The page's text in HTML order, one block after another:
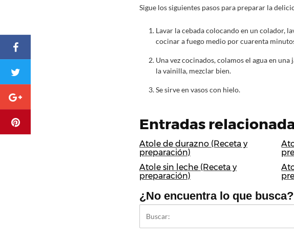
Sigue los siguientes pasos para preparar la
Lavar la cebada colocando en un colador,
cocinar a fuego medio por cuarenta
Una vez cocinados, colamos el agua en
la vainilla, mezclar bien.
Se sirve en vasos con hielo.
Entradas
Atole de durazno (Receta y
preparación)
Atole sin leche (Receta y
preparación)
¿No encuentra lo que busca?